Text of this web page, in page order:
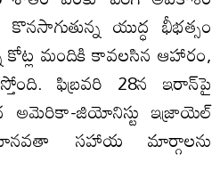
యుద్ధ భీభత్సం
కోట్ల మందికి కావలసిన ఆహారం,
ఫిబ్రవరి 28న ఇరాన్‌పై
అమెరికా-జియోనిస్టు ఇజ్రాయెల్
సహాయ మార్గాలను